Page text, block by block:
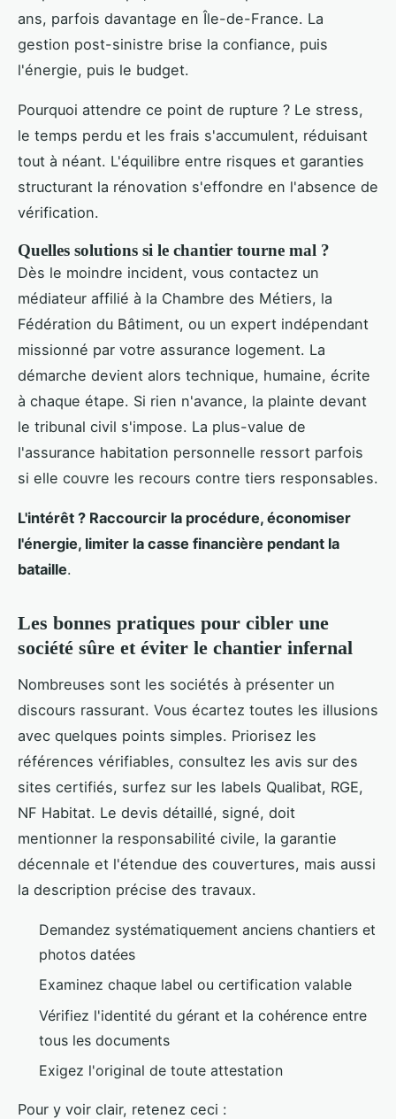
ans, parfois davantage en Île-de-France. La
gestion post-sinistre brise la confiance, puis
l'énergie, puis le budget.
Pourquoi attendre ce point de rupture ? Le stress,
le temps perdu et les frais s'accumulent, réduisant
tout à néant. L'équilibre entre risques et garanties
structurant la rénovation s'effondre en l'absence de
vérification.
Quelles solutions si le chantier tourne mal ?
Dès le moindre incident, vous contactez un
médiateur affilié à la Chambre des Métiers, la
Fédération du Bâtiment, ou un expert indépendant
missionné par votre assurance logement. La
démarche devient alors technique, humaine, écrite
à chaque étape. Si rien n'avance, la plainte devant
le tribunal civil s'impose. La plus-value de
l'assurance habitation personnelle ressort parfois
si elle couvre les recours contre tiers responsables.
L'intérêt ? Raccourcir la procédure, économiser
l'énergie, limiter la casse financière pendant la
bataille.
Les bonnes pratiques pour cibler une
société sûre et éviter le chantier infernal
Nombreuses sont les sociétés à présenter un
discours rassurant. Vous écartez toutes les illusions
avec quelques points simples. Priorisez les
références vérifiables, consultez les avis sur des
sites certifiés, surfez sur les labels Qualibat, RGE,
NF Habitat. Le devis détaillé, signé, doit
mentionner la responsabilité civile, la garantie
décennale et l'étendue des couvertures, mais aussi
la description précise des travaux.
Demandez systématiquement anciens chantiers et
photos datées
Examinez chaque label ou certification valable
Vérifiez l'identité du gérant et la cohérence entre
tous les documents
Exigez l'original de toute attestation
Pour y voir clair, retenez ceci :